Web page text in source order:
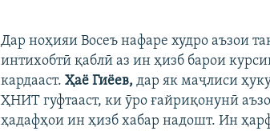
Дар ноҳияи Восеъ нафаре худро аъзои
интихобтӣ қаблӣ аз ин ҳизб барои
кардааст. Ҳаё Гиёев, дар як маҷлиси
ҲНИТ гуфтааст, ки ӯро ғайриқонунӣ
ҳадафҳои ин ҳизб хабар надошт. Ин